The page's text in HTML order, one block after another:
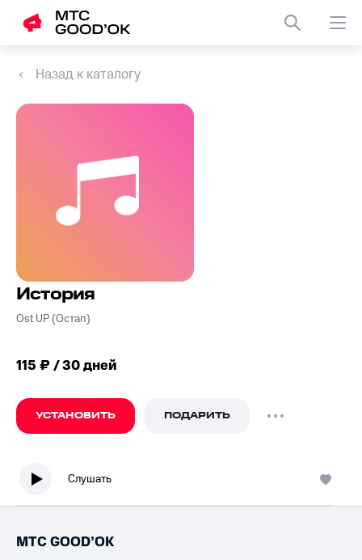
Назад к каталогу
История
Ost UP (Остап)
115 ₽ / 30 дней
УСТАНОВИТЬ ПОДАРИТЬ
Слушать
МТС GOOD’OK